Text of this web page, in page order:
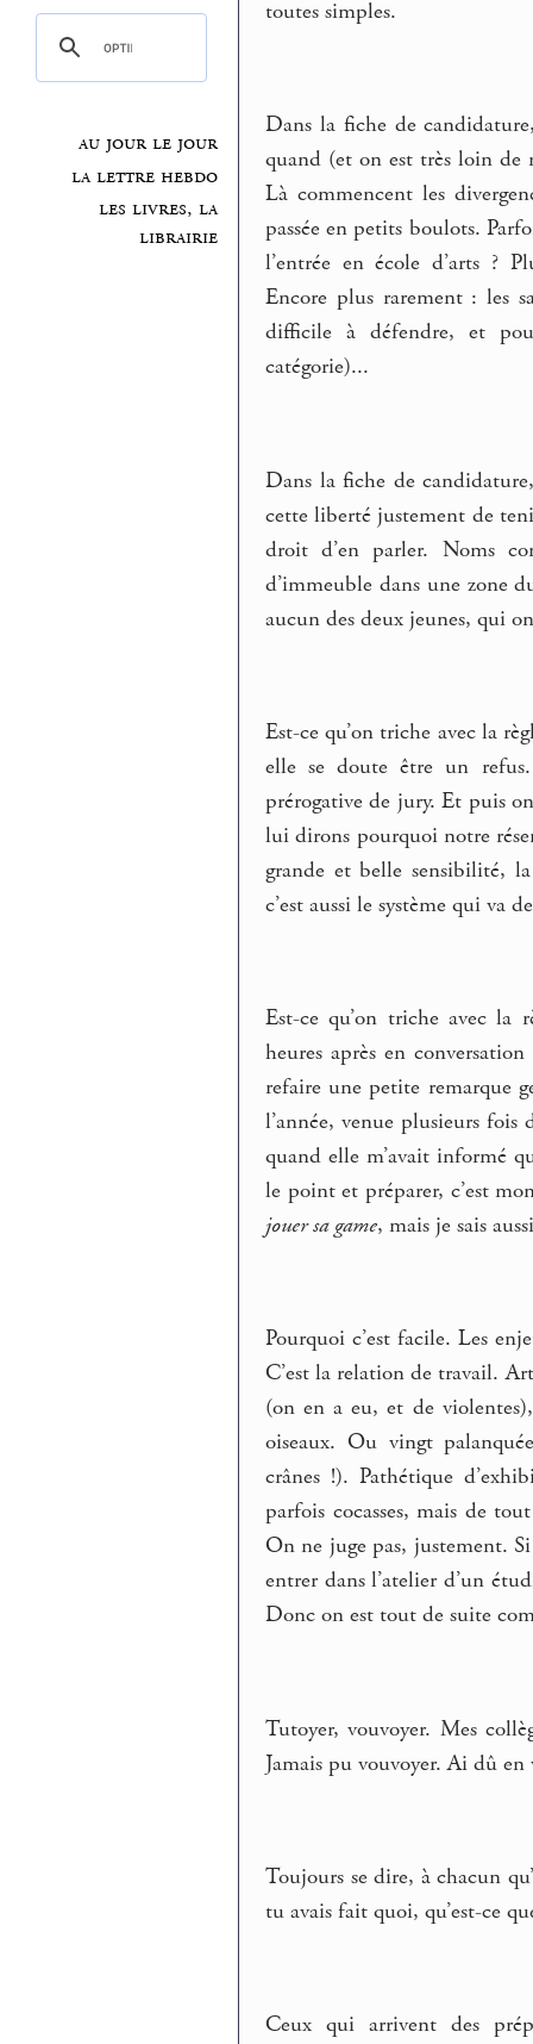
au jour le jour
la lettre hebdo
les livres, la
librairie
toutes simples.
Dans la fiche de
quand (et on est très loin de
Là commencent les
passée en petits boulots.
l’entrée en école d’arts ?
Encore plus rarement : les
difficile à défendre, et
catégorie)...
Dans la fiche de
cette liberté justement de
droit d’en parler. Noms
d’immeuble dans une zone
aucun des deux jeunes, qui
Est-ce qu’on triche avec la
elle se doute être un
prérogative de jury. Et puis
lui dirons pourquoi notre
grande et belle sensibilité,
c’est aussi le système qui va
Est-ce qu’on triche avec la
heures après en
refaire une petite remarque
l’année, venue plusieurs fois
quand elle m’avait informé
le point et préparer, c’est
jouer sa game, mais je sais
Pourquoi c’est facile. Les
C’est la relation de travail.
(on en a eu, et de
oiseaux. Ou vingt
crânes !). Pathétique
parfois cocasses, mais de
On ne juge pas, justement.
entrer dans l’atelier d’un
Donc on est tout de suite
Tutoyer, vouvoyer. Mes
Jamais pu vouvoyer. Ai dû
Toujours se dire, à chacun
tu avais fait quoi, qu’est-ce
Ceux qui arrivent des